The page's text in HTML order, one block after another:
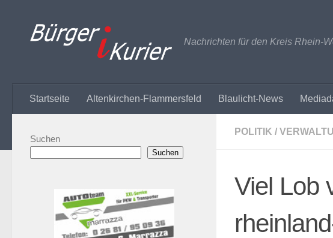
Nachrichten für den Kreis Rhein-
Startseite Altenkirchen-Flammersfeld Blaulicht-News
POLITIK /
Viel Lob
Suchen
Suchen